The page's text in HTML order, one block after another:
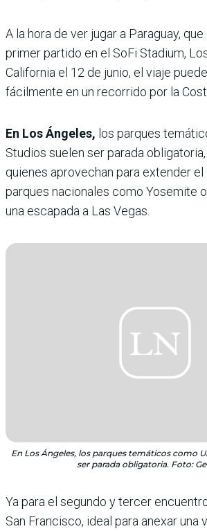
A la hora de ver jugar a Paraguay, que
primer partido en el SoFi Stadium,
California el 12 de junio, el viaje
fácilmente en un recorrido por la
En Los Ángeles, los parques
Studios suelen ser parada
quienes aprovechan para extender
parques nacionales como Yosemite
una escapada a Las Vegas.
En Los Ángeles, los parques temáticos como
ser parada obligatoria. Foto:
Ya para el segundo y tercer
San Francisco, ideal para anexar una